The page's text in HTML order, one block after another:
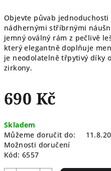
Objevte půvab
nádhernými stříbrnými
jemný oválný rám z pečlivě
který elegantně doplňuje
je neodolatelně třpytivý díky
zirkony.
690 Kč
cena:
Skladem
Můžeme doručit do:
Možnosti doručení
Kód: 6557